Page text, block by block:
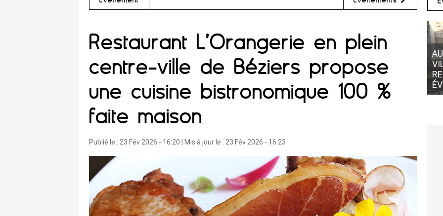
Restaurant L’Orangerie en plein
centre-ville de Béziers propose
une cuisine bistronomique 100 %
faite maison
Publié le : 23 Fév 2026 - 16:20 | Mis à jour le : 23 Fév 2026 - 16:23
AUBERGE DE L'ABBAYE
VILLEMAGNE
RESTAURANT POUR VOS
ÉVÈNEMENTS